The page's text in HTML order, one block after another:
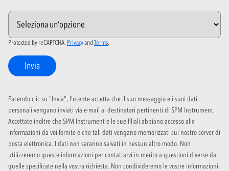
Protected by reCAPTCHA. Privacyand Terms
Invia
Facendo clic su "Invia", l'utente accetta che il suo messaggio e i suoi dati
personali vengano inviati via e-mail ai destinatari pertinenti di SPM Instrument.
Accettate inoltre che SPM Instrument e le sue filiali abbiano accesso alle
informazioni da voi fornite e che tali dati vengano memorizzati sul nostro server di
posta elettronica. I dati non saranno salvati in nessun altro modo. Non
utilizzeremo queste informazioni per contattarvi in merito a questioni diverse da
quelle specificate nella vostra richiesta. Non condivideremo le vostre informazioni